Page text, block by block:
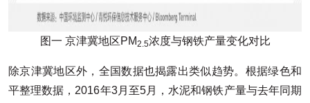
图一 京津冀地区PM2.5浓度与钢铁产量变化对比
除京津冀地区外，全国数据也揭露出类似趋势。根据绿色和
平整理数据，2016年3月至5月，水泥和钢铁产量与去年同期